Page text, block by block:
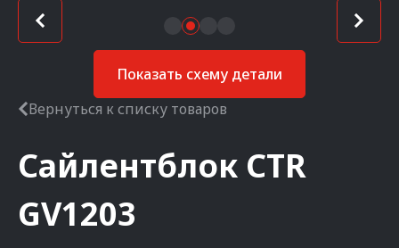
Показать схему детали
Вернуться к списку товаров
Сайлентблок CTR
GV1203